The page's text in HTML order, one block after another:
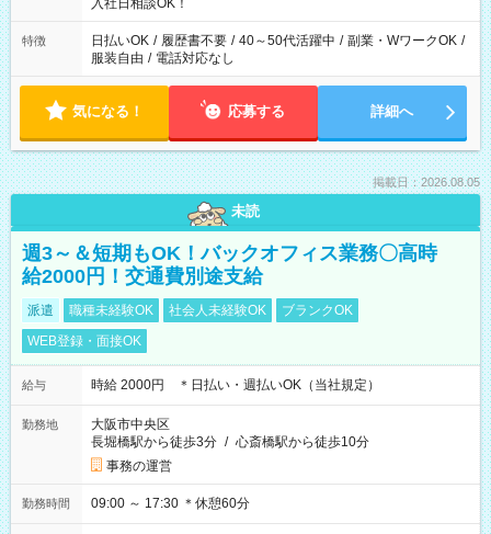
入社日相談OK！
特徴 日払いOK / 履歴書不要 / 40～50代活躍中 / 副業・WワークOK /
服装自由 / 電話対応なし
気になる！ 応募する 詳細へ
掲載日：2026.08.05
未読
週3～＆短期もOK！バックオフィス業務〇高時
給2000円！交通費別途支給
派遣 職種未経験OK 社会人未経験OK
ブランクOK
WEB登録・面接OK
給与 時給 2000円 ＊日払い・週払いOK（当社規定）
勤務地
大阪市中央区
長堀橋駅から徒歩3分 / 心斎橋駅から徒歩10分
事務の運営
勤務時間 09:00 ～ 17:30 ＊休憩60分